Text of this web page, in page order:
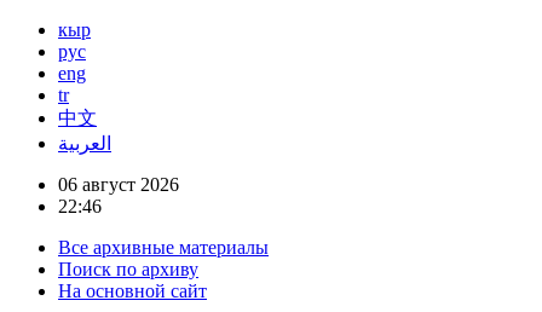
кыр
рус
eng
tr
中文
العربية
06 август 2026
22:46
Все архивные материалы
Поиск по архиву
На основной сайт